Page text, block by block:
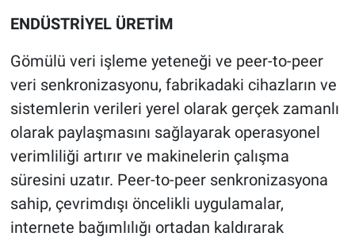
ENDÜSTRİYEL ÜRETİM
Gömülü veri işleme yeteneği ve peer-to-peer
veri senkronizasyonu, fabrikadaki cihazların ve
sistemlerin verileri yerel olarak gerçek zamanlı
olarak paylaşmasını sağlayarak operasyonel
verimliliği artırır ve makinelerin çalışma
süresini uzatır. Peer-to-peer senkronizasyona
sahip, çevrimdışı öncelikli uygulamalar,
internete bağımlılığı ortadan kaldırarak